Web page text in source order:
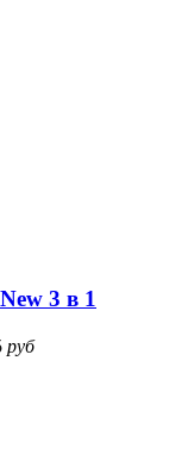
3 в 1
руб